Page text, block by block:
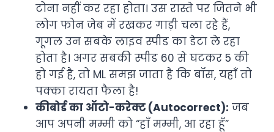
टोना नहीं कर रहा होता। उस रास्ते पर जितने भी
लोग फोन जेब में रखकर गाड़ी चला रहे हैं,
गूगल उन सबके लाइव स्पीड का डेटा ले रहा
होता है। अगर सबकी स्पीड 60 से घटकर 5 की
हो गई है, तो ML समझ जाता है कि बॉस, यहाँ तो
पक्का रायता फैला है!
कीबोर्ड का ऑटो-करेक्ट (Autocorrect): जब
आप अपनी मम्मी को “हाँ मम्मी, आ रहा हूँ”